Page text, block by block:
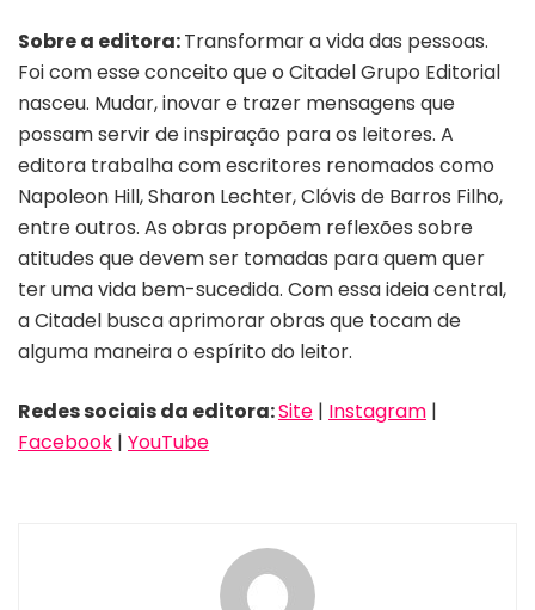
Sobre a editora:Transformar a vida das pessoas.
Foi com esse conceito que o Citadel Grupo Editorial
nasceu. Mudar, inovar e trazer mensagens que
possam servir de inspiração para os leitores. A
editora trabalha com escritores renomados como
Napoleon Hill, Sharon Lechter, Clóvis de Barros Filho,
entre outros. As obras propõem reflexões sobre
atitudes que devem ser tomadas para quem quer
ter uma vida bem-sucedida. Com essa ideia central,
a Citadel busca aprimorar obras que tocam de
alguma maneira o espírito do leitor.
Redes sociais da editora:Site | Instagram |
Facebook | YouTube